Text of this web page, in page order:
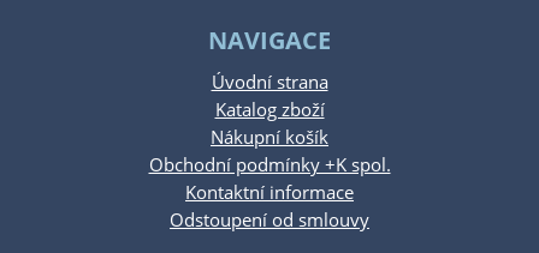
NAVIGACE
Úvodní strana
Katalog zboží
Nákupní košík
Obchodní podmínky +K spol.
Kontaktní informace
Odstoupení od smlouvy